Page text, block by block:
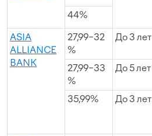
44%
ASIA
ALLIANCE
BANK
27,99−32
%
До 3 лет
27,99−33
%
До 5 лет
35,99% До 3 лет